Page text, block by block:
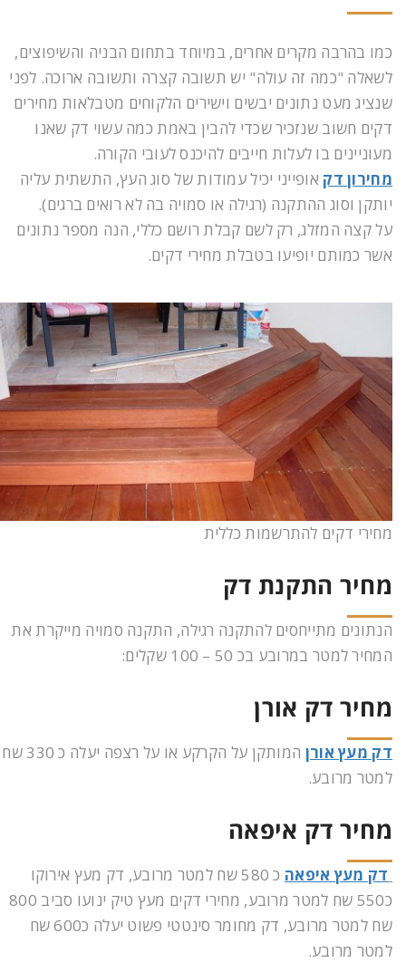
כמו בהרבה מקרים אחרים, במיוחד בתחום הבניה והשיפוצים,
לשאלה "כמה זה עולה" יש תשובה קצרה ותשובה ארוכה. לפני
שנציג מעט נתונים יבשים וישירים הלקוחים מטבלאות מחירים
דקים חשוב שנזכיר שכדי להבין באמת כמה עשוי דק שאנו
מעוניינים בו לעלות חייבים להיכנס לעובי הקורה.
מחירון דק אופייני יכיל עמודות של סוג העץ, התשתית עליה
יותקן וסוג ההתקנה (רגילה או סמויה בה לא רואים ברגים).
על קצה המזלג, רק לשם קבלת רושם כללי, הנה מספר נתונים
אשר כמותם יופיעו בטבלת מחירי דקים.
מחירי דקים להתרשמות כללית
מחיר התקנת דק
הנתונים מתייחסים להתקנה רגילה, התקנה סמויה מייקרת את
המחיר למטר במרובע בכ 50 – 100 שקלים:
מחיר דק אורן
דק מעץ אורן
המותקן על הקרקע או על רצפה יעלה כ 330 שח
למטר מרובע.
מחיר דק איפאה
דק מעץ איפאה
כ 580 שח למטר מרובע, דק מעץ אירוקו
כ550 שח למטר מרובע, מחירי דקים מעץ טיק ינועו סביב 800
שח למטר מרובע, דק מחומר סינטטי פשוט יעלה כ600 שח
למטר מרובע.